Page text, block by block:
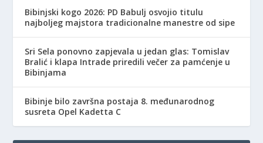
Bibinjski kogo 2026: PD Babulj osvojio titulu
najboljeg majstora tradicionalne manestre od sipe
Sri Sela ponovno zapjevala u jedan glas: Tomislav
Bralić i klapa Intrade priredili večer za pamćenje u
Bibinjama
Bibinje bilo završna postaja 8. međunarodnog
susreta Opel Kadetta C